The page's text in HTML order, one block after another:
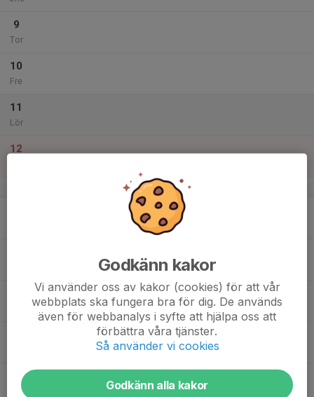
9
Tor
10
Fre
11
Lör
12
v.16
Grebovallen
17
Fre
Godkänn kakor
Vi använder oss av kakor (cookies) för att vår
webbplats ska fungera bra för dig. De används
även för webbanalys i syfte att hjälpa oss att
förbättra våra tjänster.
Så använder vi cookies
Godkänn alla kakor